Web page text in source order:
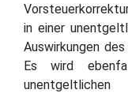
in einer
Auswirkungen
Es wird